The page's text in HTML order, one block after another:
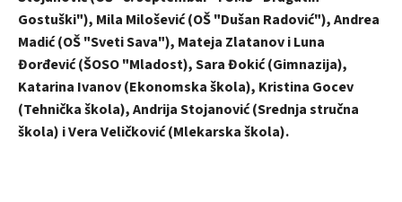
Gostuški"), Mila Milošević (OŠ "Dušan Radović"), Andrea
Madić (OŠ "Sveti Sava"), Mateja Zlatanov i Luna
Đorđević (ŠOSO "Mladost), Sara Đokić (Gimnazija),
Katarina Ivanov (Ekonomska škola), Kristina Gocev
(Tehnička škola), Andrija Stojanović (Srednja stručna
škola) i Vera Veličković (Mlekarska škola).